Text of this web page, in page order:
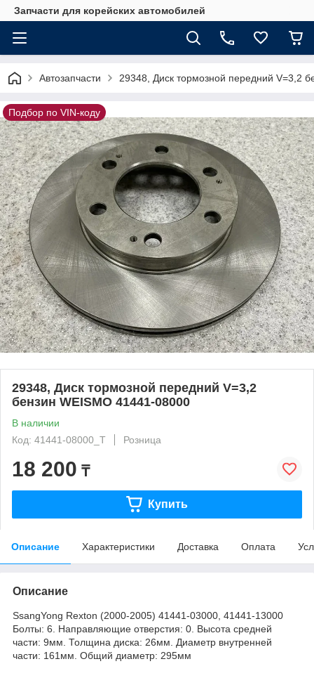
Запчасти для корейских автомобилей
Автозапчасти 29348, Диск тормозной передний V=3,2
Подбор по VIN-коду
29348, Диск тормозной передний V=3,2
бензин WEISMO 41441-08000
В наличии
Код: 41441-08000_T
Розница
18 200 ₸
Купить
Описание Характеристики Доставка Оплата
Описание
SsangYong Rexton (2000-2005) 41441-03000, 41441-13000
Болты: 6. Направляющие отверстия: 0. Высота средней
части: 9мм. Толщина диска: 26мм. Диаметр внутренней
части: 161мм. Общий диаметр: 295мм